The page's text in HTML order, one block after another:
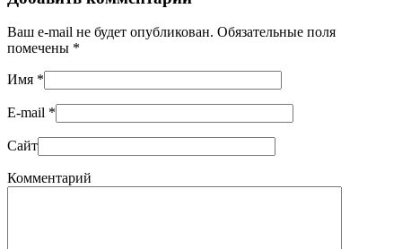
Ваш e-mail не будет опубликован. Обязательные поля
помечены *
Имя *
E-mail *
Сайт
Комментарий